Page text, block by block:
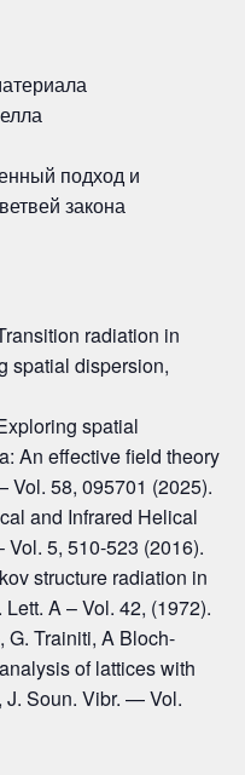
подход и
закона
radiation in
spatial dispersion,
spatial
An eﬀective ﬁeld theory
Vol. 58, 095701 (2025).
and Infrared Helical
5, 510-523 (2016).
structure radiation in
A – Vol. 42, (1972).
G. Trainiti, A Bloch-
of lattices with
J. Soun. Vibr. — Vol.